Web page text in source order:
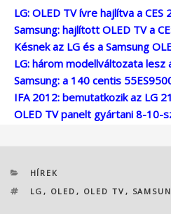
LG: OLED TV ívre hajlítva a CES
Samsung: hajlított OLED TV a
Késnek az LG és a Samsung
LG: három modellváltozata lesz
Samsung: a 140 centis
IFA 2012: bemutatkozik az LG
OLED TV panelt gyártani 8-10-
KATEGÓRIÁK
HÍREK
CÍMKÉK
LG , OLED , OLED TV ,